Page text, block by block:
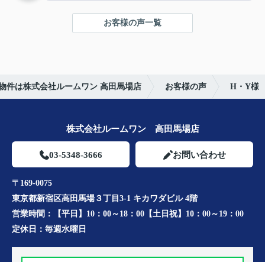
お客様の声一覧
件は株式会社ルームワン 高田馬場店 お客様の声 H・Y様
株式会社ルームワン 高田馬場店
03-5348-3666 お問い合わせ
〒169-0075
東京都新宿区高田馬場３丁目3-1 キカワダビル 4階
営業時間：
【平日】10：00～18：00【土日祝】10：00～19：00
定休日： 毎週水曜日